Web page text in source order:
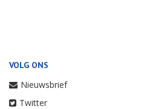
VOLG ONS
Nieuwsbrief
Twitter